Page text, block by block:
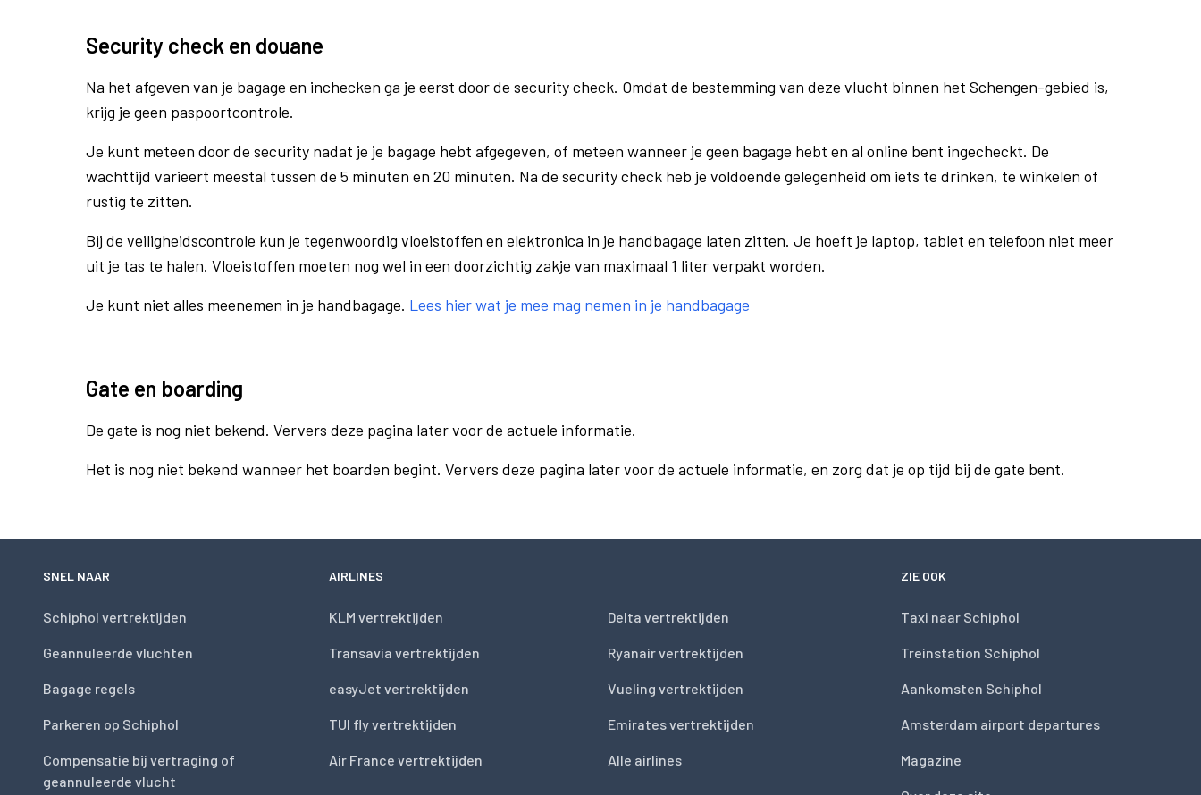
Security check en douane
Na het afgeven van je bagage en inchecken ga je eerst door de security check. Omdat de bestemming van deze vlucht binnen het Schengen-gebied is,
krijg je geen paspoortcontrole.
Je kunt meteen door de security nadat je je bagage hebt afgegeven, of meteen wanneer je geen bagage hebt en al online bent ingecheckt. De
wachttijd varieert meestal tussen de 5 minuten en 20 minuten. Na de security check heb je voldoende gelegenheid om iets te drinken, te winkelen of
rustig te zitten.
Bij de veiligheidscontrole kun je tegenwoordig vloeistoffen en elektronica in je handbagage laten zitten. Je hoeft je laptop, tablet en telefoon niet meer
uit je tas te halen. Vloeistoffen moeten nog wel in een doorzichtig zakje van maximaal 1 liter verpakt worden.
Je kunt niet alles meenemen in je handbagage. Lees hier wat je mee mag nemen in je handbagage
Gate en boarding
De gate is nog niet bekend. Ververs deze pagina later voor de actuele informatie.
Het is nog niet bekend wanneer het boarden begint. Ververs deze pagina later voor de actuele informatie, en zorg dat je op tijd bij de gate bent.
SNEL NAAR
Schiphol vertrektijden
Geannuleerde vluchten
Bagage regels
Parkeren op Schiphol
Compensatie bij vertraging of
geannuleerde vlucht
AIRLINES
KLM vertrektijden
Transavia vertrektijden
easyJet vertrektijden
TUI fly vertrektijden
Air France vertrektijden
Delta vertrektijden
Ryanair vertrektijden
Vueling vertrektijden
Emirates vertrektijden
Alle airlines
ZIE OOK
Taxi naar Schiphol
Treinstation Schiphol
Aankomsten Schiphol
Amsterdam airport departures
Magazine